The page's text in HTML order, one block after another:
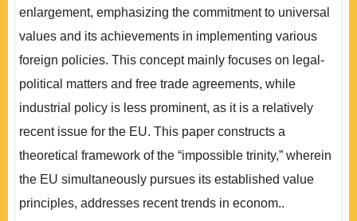
enlargement, emphasizing the commitment to universal
values and its achievements in implementing various
foreign policies. This concept mainly focuses on legal-
political matters and free trade agreements, while
industrial policy is less prominent, as it is a relatively
recent issue for the EU. This paper constructs a
theoretical framework of the “impossible trinity,” wherein
the EU simultaneously pursues its established value
principles, addresses recent trends in econom..